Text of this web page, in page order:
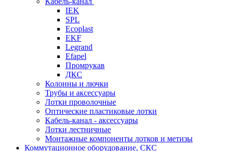
IEK
SPL
Ecoplast
EKF
Legrand
Efapel
Промрукав
ДКС
Колонны и лючки
Трубы и аксессуары
Лотки проволочные
Оптические пластиковые лотки
Кабель-канал - аксессуары
Лотки лестничные
Монтажные компоненты лотков и метизы
Коммутационное оборудование, СКС